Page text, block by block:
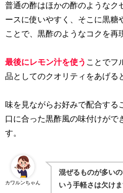
普通の酢はほかの酢のようなク
ースに使いやすく、そこに黒糖
ことで、黒酢のようなコクを再
最後にレモン汁を使う ことでフ
品としてのクオリティをあげる
味を見ながらお好みで配合する
口に合った黒酢風の味付けがで
す。
カワルンちゃん
混ぜるものが多い
いう手軽さは欠け